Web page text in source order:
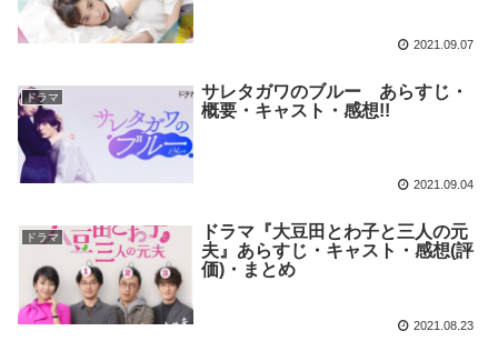
2021.09.07
ドラマ
サレタガワのブルー あらすじ・
概要・キャスト・感想!!
2021.09.04
ドラマ
ドラマ『大豆田とわ子と三人の元
夫』あらすじ・キャスト・感想(評
価)・まとめ
2021.08.23